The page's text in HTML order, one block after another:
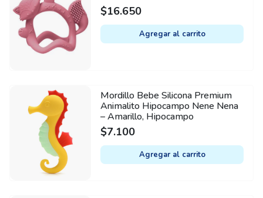
$16.650
Agregar al carrito
Mordillo Bebe Silicona Premium
Animalito Hipocampo Nene Nena
– Amarillo, Hipocampo
$7.100
Agregar al carrito